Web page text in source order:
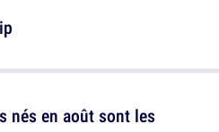
nés en août sont les